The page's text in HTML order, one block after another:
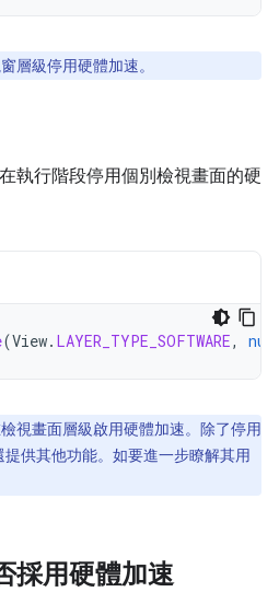
層級停用硬體加速。
執行階段停用個別檢視畫面的硬
(View. LAYER_TYPE_SOFTWARE,
視畫面層級啟用硬體加速。除了停用
供其他功能。如要進一步瞭解其用
採用硬體加速